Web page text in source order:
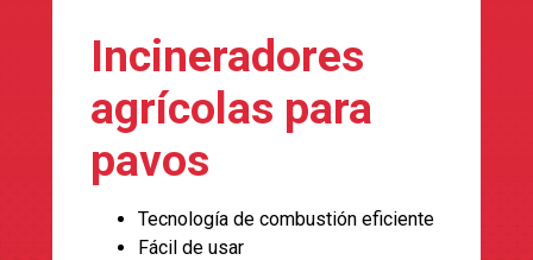
Incineradores
agrícolas para
pavos
Tecnología de combustión eficiente
Fácil de usar